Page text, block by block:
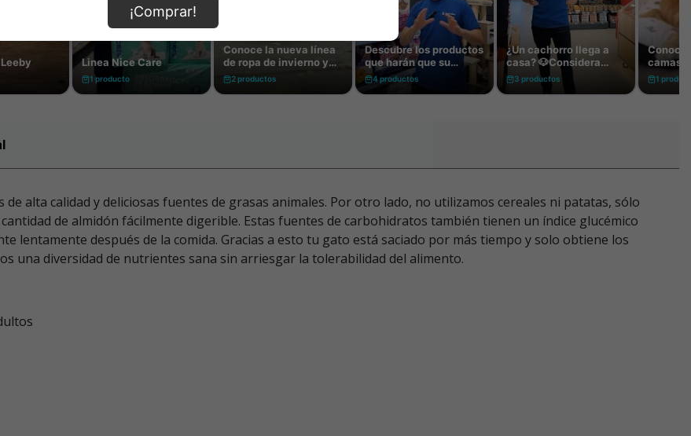
alta calidad y deliciosas fuentes de grasas animales. Por otro lado, no utilizamos cereales ni patatas, sólo
de almidón fácilmente digerible. Estas fuentes de carbohidratos también tienen un índice glucémico
lentamente después de la comida. Gracias a esto tu gato está saciado por más tiempo y solo obtiene los
una diversidad de nutrientes sana sin arriesgar la tolerabilidad del alimento.
¡Comprar!